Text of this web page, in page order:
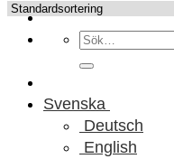
Sök
efter:
Svenska
Deutsch
English